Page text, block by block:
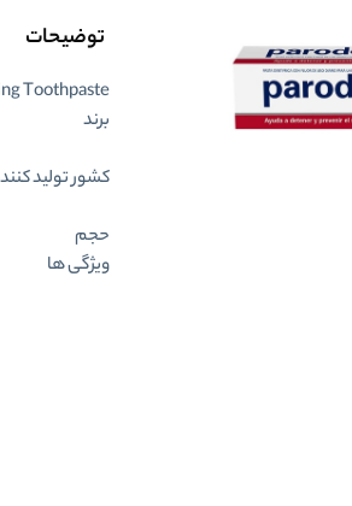
توضیحات
Toothpaste
برند
کشور تولید
حجم
ویژگی ها